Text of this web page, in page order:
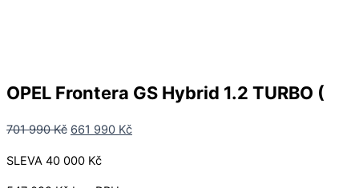
OPEL Frontera GS Hybrid 1.2 TURBO (
701 990Kč 661 990 Kč
SLEVA 40 000 Kč